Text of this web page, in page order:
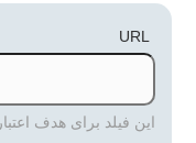
URL
این فیلد برای هدف